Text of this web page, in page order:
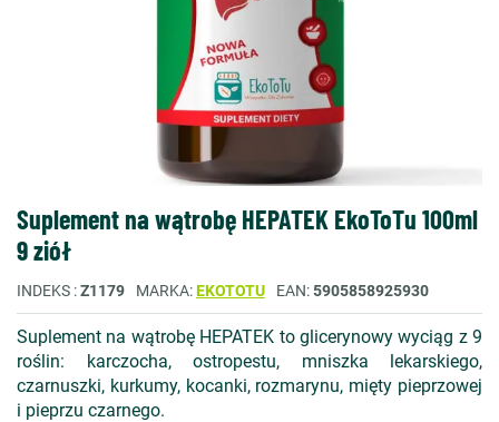
Suplement na wątrobę HEPATEK EkoToTu 100ml
9 ziół
INDEKS Z1179 MARKA EKOTOTU EAN 5905858925930
Suplement na wątrobę HEPATEK to glicerynowy wyciąg z 9
roślin: karczocha, ostropestu, mniszka lekarskiego,
czarnuszki, kurkumy, kocanki, rozmarynu, mięty pieprzowej
i pieprzu czarnego.